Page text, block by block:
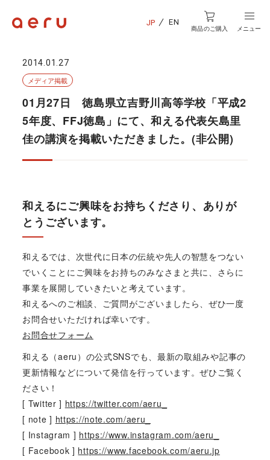
JP EN
商品のご購入 メニュー
2014.01.27
メディア掲載
01月27日 徳島県立吉野川高等学校「平成2
5年度、FFJ徳島」にて、和える代表矢島里
佳の講演を掲載いただきました。(非公開)
和えるにご興味をお持ちくださり、ありが
とうございます。
和えるでは、次世代に日本の伝統や先人の智慧をつない
でいくことにご興味をお持ちのみなさまと共に、さらに
事業を展開していきたいと考えています。
和えるへのご相談、ご質問がございましたら、ぜひ一度
お問合せいただければ幸いです。
お問合せフォーム
和える（aeru）の公式SNSでも、最新の取組みや記事の
更新情報などについて発信を行っています。ぜひご覧く
ださい！
[ Twitter ] https://twitter.com/aeru_
[ note ] https://note.com/aeru_
[ Instagram ] https://www.instagram.com/aeru_
[ Facebook ] https://www.facebook.com/aeru.jp